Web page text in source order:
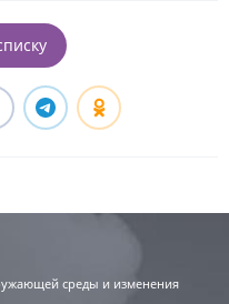
среды и изменения